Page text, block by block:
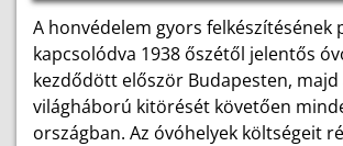
A honvédelem gyors felkészítésének
kapcsolódva 1938 őszétől jelentős
kezdődött először Budapesten, majd
világháború kitörését követően
országban. Az óvóhelyek költségeit